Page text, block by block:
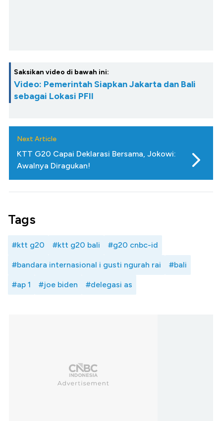
Saksikan video di bawah ini:
Video: Pemerintah Siapkan Jakarta dan Bali
sebagai Lokasi PFII
Next Article
KTT G20 Capai Deklarasi Bersama, Jokowi:
Awalnya Diragukan!
Tags
#ktt g20 #ktt g20 bali #g20 cnbc-id
#bandara internasional i gusti ngurah rai #bali
#ap 1 #joe biden #delegasi as